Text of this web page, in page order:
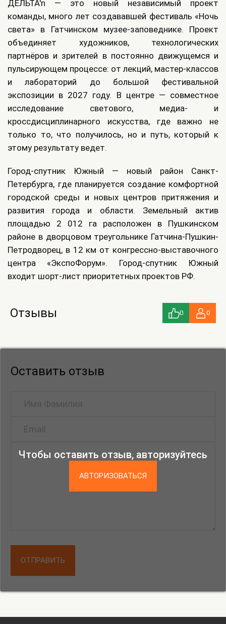
ДЕЛЬТА'n — это новый независимый проект
команды, много лет создававшей фестиваль «Ночь
света» в Гатчинском музее‑заповеднике. Проект
объединяет художников, технологических
партнёров и зрителей в постоянно движущемся и
пульсирующем процессе: от лекций, мастер‑классов
и лабораторий до большой фестивальной
экспозиции в 2027 году. В центре — совместное
исследование светового, медиа‑ и
кроссдисциплинарного искусства, где важно не
только то, что получилось, но и путь, который к
этому результату ведет.
Город-спутник Южный — новый район Санкт-
Петербурга, где планируется создание комфортной
городской среды и новых центров притяжения и
развития города и области. Земельный актив
площадью 2 012 га расположен в Пушкинском
районе в дворцовом треугольнике Гатчина-Пушкин-
Петродворец, в 12 км от конгрессно-выставочного
центра «ЭкспоФорум». Город-спутник Южный
входит шорт-лист приоритетных проектов РФ.
Отзывы 0 0
Чтобы оставить отзыв, авторизуйтесь
АВТОРИЗОВАТЬСЯ
Оставить отзыв
ОТПРАВИТЬ